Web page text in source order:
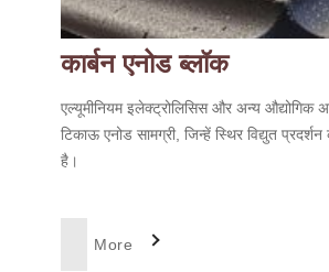
कार्बन एनोड ब्लॉक
एल्यूमीनियम इलेक्ट्रोलिसिस और अन्य औद्योगिक
टिकाऊ एनोड सामग्री, जिन्हें स्थिर विद्युत
है।
More